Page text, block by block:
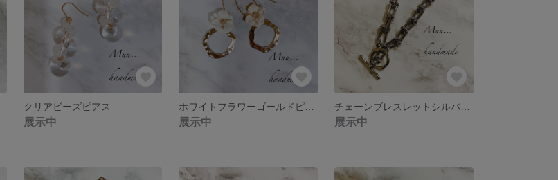
クリアビーズピアス
展示中 展示中 展示中